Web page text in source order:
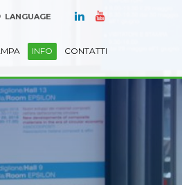
LANGUAGE
INFO CONTATTI